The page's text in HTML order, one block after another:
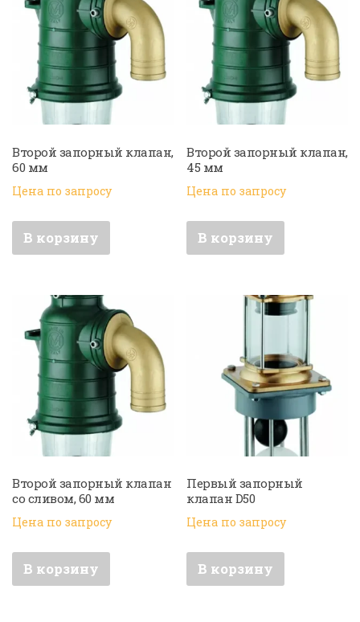
Второй запорный клапан,
60 мм
Цена по запросу
В корзину
Второй запорный клапан,
45 мм
Цена по запросу
В корзину
Второй запорный клапан
со сливом, 60 мм
Цена по запросу
В корзину
Первый запорный
клапан D50
Цена по запросу
В корзину